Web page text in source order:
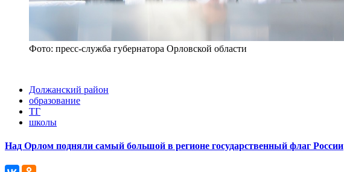
Фото: пресс-служба губернатора Орловской области
Должанский район
образование
ТГ
школы
Над Орлом подняли самый большой в регионе государственный флаг России